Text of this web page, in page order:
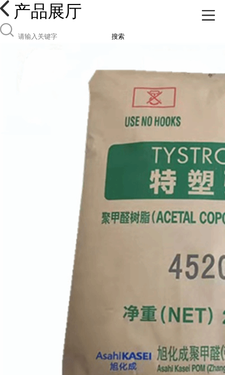
产品展厅
搜索